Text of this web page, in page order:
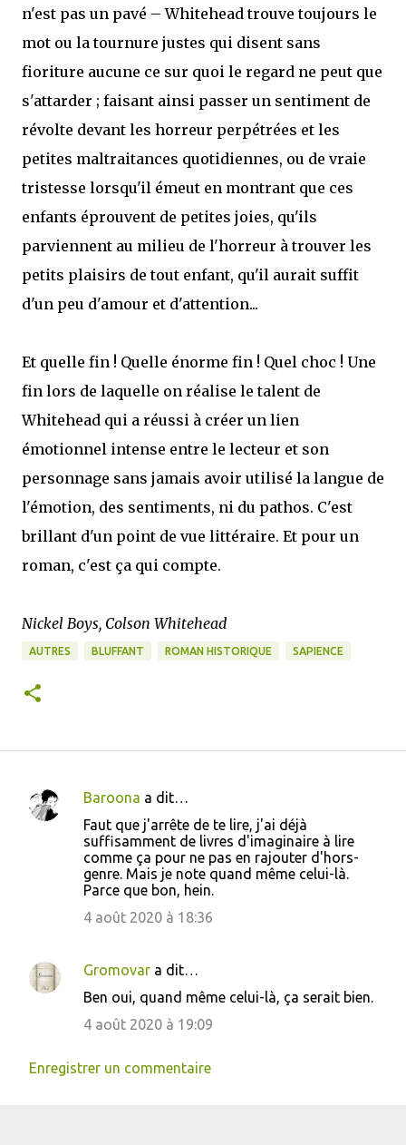
n'est pas un pavé – Whitehead trouve toujours le
mot ou la tournure justes qui disent sans
fioriture aucune ce sur quoi le regard ne peut que
s'attarder ; faisant ainsi passer un sentiment de
révolte devant les horreur perpétrées et les
petites maltraitances quotidiennes, ou de vraie
tristesse lorsqu'il émeut en montrant que ces
enfants éprouvent de petites joies, qu'ils
parviennent au milieu de l'horreur à trouver les
petits plaisirs de tout enfant, qu'il aurait suffit
d'un peu d'amour et d'attention...
Et quelle fin ! Quelle énorme fin ! Quel choc ! Une
fin lors de laquelle on réalise le talent de
Whitehead qui a réussi à créer un lien
émotionnel intense entre le lecteur et son
personnage sans jamais avoir utilisé la langue de
l'émotion, des sentiments, ni du pathos. C'est
brillant d'un point de vue littéraire. Et pour un
roman, c'est ça qui compte.
Nickel Boys, Colson Whitehead
AUTRES BLUFFANT ROMAN HISTORIQUE SAPIENCE
C
t
a
e
Baroona a dit…
Faut que j'arrête de te lire, j'ai déjà
suffisamment de livres d'imaginaire à lire
comme ça pour ne pas en rajouter d'hors-
genre. Mais je note quand même celui-là.
Parce que bon, hein.
4 août 2020 à 18:36
Gromovar a dit…
Ben oui, quand même celui-là, ça serait bien.
4 août 2020 à 19:09
Enregistrer un commentaire